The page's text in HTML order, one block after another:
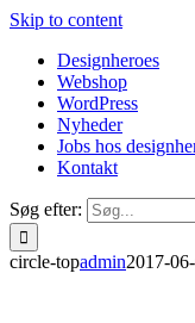
Skip to content
Designheroes
Webshop
WordPress
Nyheder
Jobs hos
Kontakt
Søg efter:
circle-topadmin2017-